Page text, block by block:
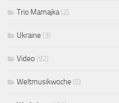
Trio Mamajka(2)
Ukraine (3)
Video (92)
Weltmusikwoche (5)